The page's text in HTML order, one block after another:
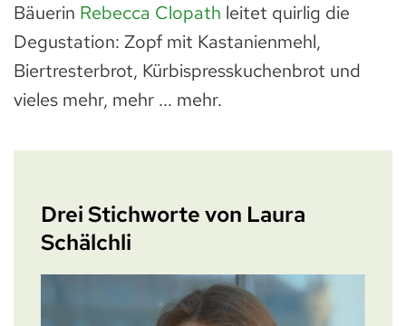
Bäuerin Rebecca Clopath leitet quirlig die
Degustation: Zopf mit Kastanienmehl,
Biertresterbrot, Kürbispresskuchenbrot und
vieles mehr, mehr ... mehr.
Drei Stichworte von Laura
Schälchli